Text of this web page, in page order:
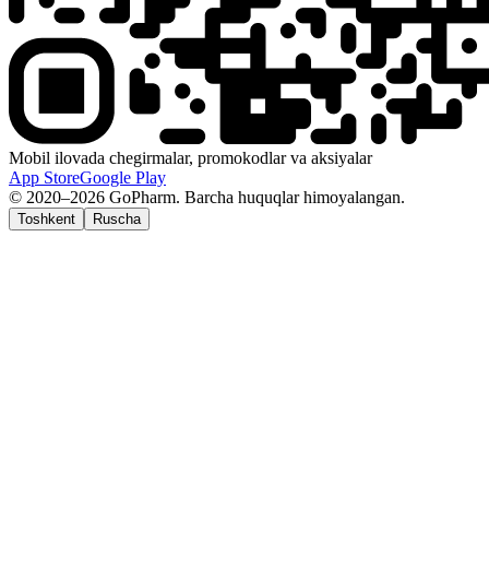
Mobil ilovada chegirmalar, promokodlar va aksiyalar
App StoreGoogle Play
© 2020–2026 GoPharm. Barcha huquqlar himoyalangan.
Toshkent Ruscha